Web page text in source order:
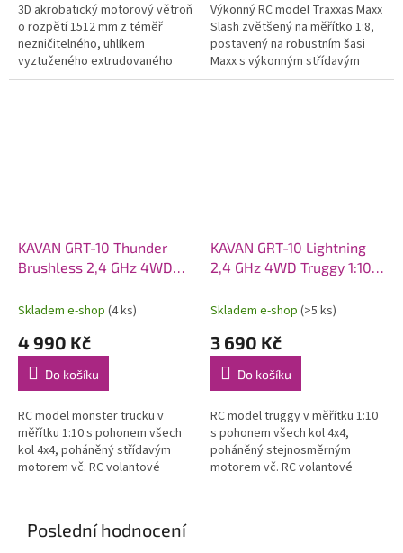
3D akrobatický motorový větroň
o rozpětí 1512 mm z téměř
nezničitelného, uhlíkem
vyztuženého extrudovaného
pěnového polyolefinu (EPO).
Výkonný RC model Traxxas Maxx
Slash zvětšený na měřítko 1:8,
postavený na robustním šasi
Maxx s výkonným střídavým
pohonem 6S. Model poskytuje
KAVAN GRT-10 Thunder
Brushless 2,4 GHz 4WD
Červený
Skladem e-shop (4 ks)
4 990 Kč
Do košíku
RC model monster trucku v
měřítku 1:10 s pohonem všech
kol 4x4, poháněný střídavým
motorem vč. RC volantové
KAVAN GRT-10 Lightning
2,4 GHz 4WD Truggy 1:10 -
Skladem e-shop (>5 ks)
3 690 Kč
Do košíku
RC model truggy v měřítku 1:10
s pohonem všech kol 4x4,
poháněný stejnosměrným
motorem vč. RC volantové
Poslední hodnocení